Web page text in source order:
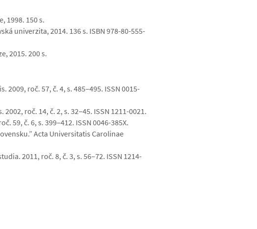
1998. 150 s.
univerzita, 2014. 136 s. ISBN 978-80-555-
2015. 200 s.
2009, roč. 57, č. 4, s. 485–495. ISSN 0015-
roč. 14, č. 2, s. 32–45. ISSN 1211-0021.
59, č. 6, s. 399–412. ISSN 0046-385X.
Acta Universitatis Carolinae
2011, roč. 8, č. 3, s. 56–72. ISSN 1214-